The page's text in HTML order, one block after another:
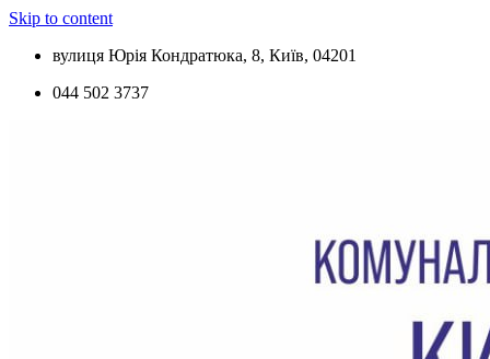
Skip to content
вулиця Юрія Кондратюка, 8, Київ, 04201
044 502 3737